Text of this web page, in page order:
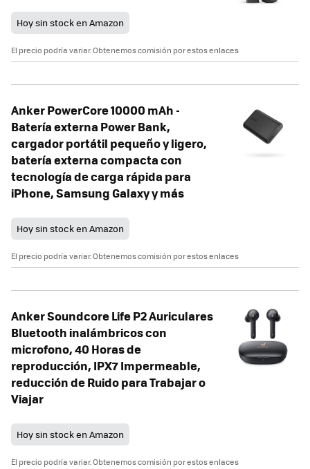
Hoy sin stock en Amazon
El precio podría variar. Obtenemos comisión por estos enlaces
Anker PowerCore 10000 mAh -
Batería externa Power Bank,
cargador portátil pequeño y ligero,
batería externa compacta con
tecnología de carga rápida para
iPhone, Samsung Galaxy y más
Hoy sin stock en Amazon
El precio podría variar. Obtenemos comisión por estos enlaces
Anker Soundcore Life P2 Auriculares
Bluetooth inalámbricos con
microfono, 40 Horas de
reproducción, IPX7 Impermeable,
reducción de Ruido para Trabajar o
Viajar
Hoy sin stock en Amazon
El precio podría variar. Obtenemos comisión por estos enlaces